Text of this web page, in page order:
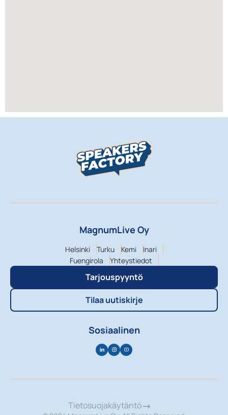
MagnumLive Oy
Helsinki Turku Kemi
Inari
Fuengirola
Yhteystiedot
Tarjouspyyntö
Tilaa uutiskirje
Sosiaalinen
Tietosuojakäytäntö